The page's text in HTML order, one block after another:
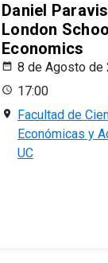
Daniel
London
Economics
8 de Agosto de
17:00
Facultad de
Económicas y
UC